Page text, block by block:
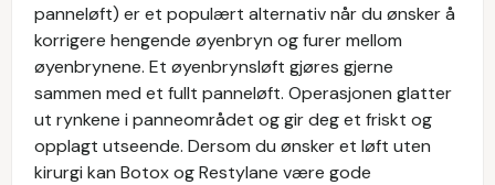
panneløft) er et populært alternativ når du ønsker å
korrigere hengende øyenbryn og furer mellom
øyenbrynene. Et øyenbrynsløft gjøres gjerne
sammen med et fullt panneløft. Operasjonen glatter
ut rynkene i panneområdet og gir deg et friskt og
opplagt utseende. Dersom du ønsker et løft uten
kirurgi kan Botox og Restylane være gode